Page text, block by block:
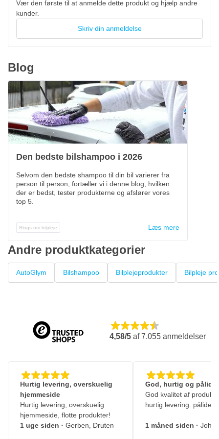
Vær den første til at anmelde dette produkt og hjælp andre
kunder.
Skriv din anmeldelse
Blog
Den bedste bilshampoo i 2026
Selvom den bedste shampoo til din bil varierer fra
person til person, fortæller vi i denne blog, hvilken
der er bedst, tester produkterne og afslører vores
top 5.
Blogs om bilpleje Læs mere
Andre produktkategorier
AutoGlym Bilshampoo Bilplejeprodukter Bilpleje
4,58/5 af7.055 anmeldelser
Hurtig levering, overskuelig
hjemmeside
Hurtig levering, overskuelig
hjemmeside, flotte produkter!
1 uge siden · Gerben, Druten
God, hurtig og
God kvalitet af
hurtig levering.
1 måned siden ·